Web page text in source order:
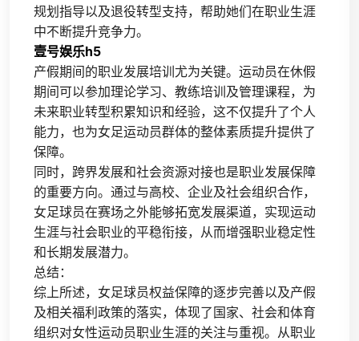
规划指导以及退役转型支持，帮助她们在职业生涯
中不断提升竞争力。
壹号娱乐h5
产假期间的职业发展培训尤为关键。运动员在休假
期间可以参加理论学习、教练培训及管理课程，为
未来职业转型积累知识和经验，这不仅提升了个人
能力，也为女足运动员群体的整体素质提升提供了
保障。
同时，跨界发展和社会资源对接也是职业发展保障
的重要方向。通过与高校、企业及社会组织合作，
女足球员在赛场之外能够拓宽发展渠道，实现运动
生涯与社会职业的平稳衔接，从而增强职业稳定性
和长期发展潜力。
总结：
综上所述，女足球员权益保障的逐步完善以及产假
及相关福利政策的落实，体现了国家、社会和体育
组织对女性运动员职业生涯的关注与重视。从职业